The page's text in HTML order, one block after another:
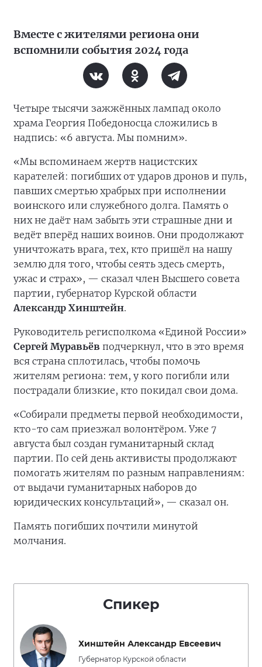
Вместе с жителями региона они
вспомнили события 2024 года
Четыре тысячи зажжённых лампад около
храма Георгия Победоносца сложились в
надпись: «6 августа. Мы помним».
«Мы вспоминаем жертв нацистских
карателей: погибших от ударов дронов и пуль,
павших смертью храбрых при исполнении
воинского или служебного долга. Память о
них не даёт нам забыть эти страшные дни и
ведёт вперёд наших воинов. Они продолжают
уничтожать врага, тех, кто пришёл на нашу
землю для того, чтобы сеять здесь смерть,
ужас и страх», — сказал член Высшего совета
партии, губернатор Курской области
Александр Хинштейн.
Руководитель регисполкома «Единой России»
Сергей Муравьёв подчеркнул, что в это время
вся страна сплотилась, чтобы помочь
жителям региона: тем, у кого погибли или
пострадали близкие, кто покидал свои дома.
«Собирали предметы первой необходимости,
кто-то сам приезжал волонтёром. Уже 7
августа был создан гуманитарный склад
партии. По сей день активисты продолжают
помогать жителям по разным направлениям:
от выдачи гуманитарных наборов до
юридических консультаций», — сказал он.
Память погибших почтили минутой
молчания.
Спикер
Хинштейн Александр Евсеевич
Губернатор Курской области